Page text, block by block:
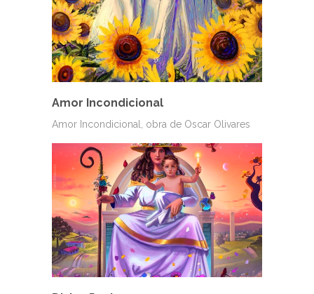
Amor Incondicional
Amor Incondicional, obra de Oscar Olivares